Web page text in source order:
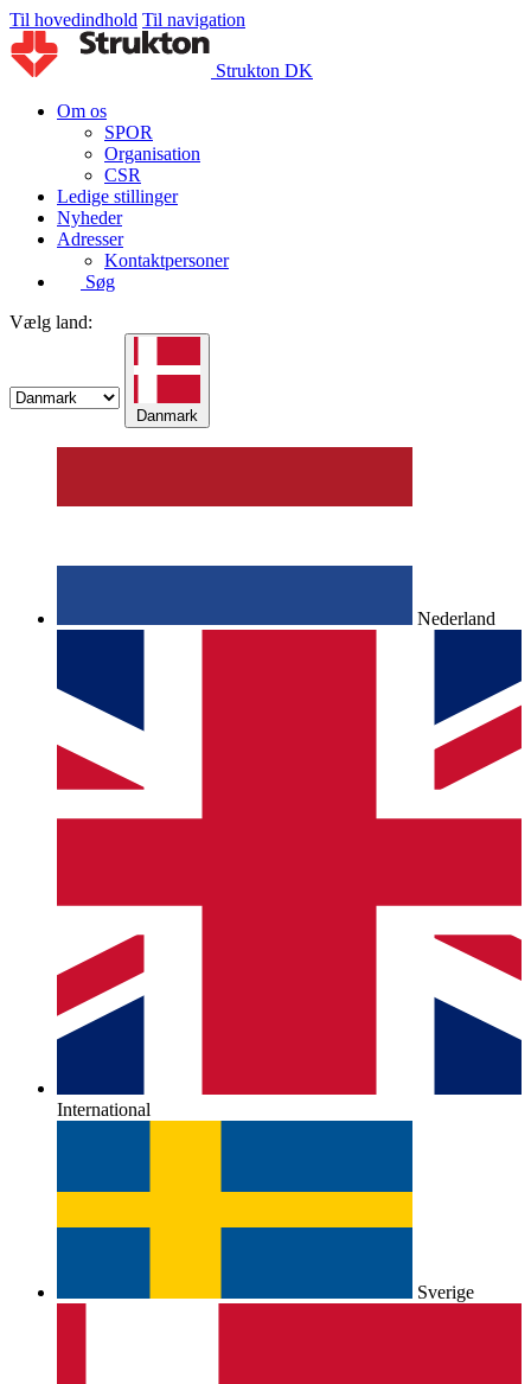
Til hovedindhold Til navigation
Strukton DK
Om os
SPOR
Organisation
CSR
Ledige stillinger
Nyheder
Adresser
Kontaktpersoner
Søg
Vælg land:
Danmark
Nederland
International
Sverige